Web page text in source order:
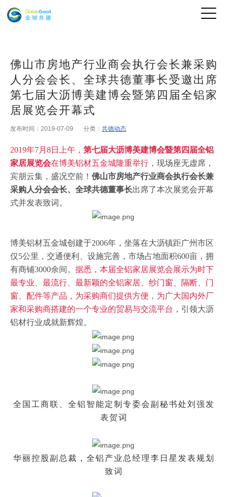
佛山市房地产行业商会执行会长兼采购
人分会会长、全球共德董事长受邀出席
第七届大沥博美建博会暨第四届全铝家
居展览会开幕式
发布时间：2019-07-09 分类： 共德动态
2019年7月 8日上午， 第七届大沥博美建博会暨第四届全铝
家居展览会在博美铝材五金城隆重举行， 现场座无虚席，
宾朋云集，盛况空前！ 佛山市房地产行业商会执行会长兼
采购人分会会长、全球共德董事长出席了本次展览会开幕
式并发表致词。
博美铝材五金城创建于2006年，坐落在大沥镇距广州市区
仅5公里，交通便利、设施完善，市场占地面积600亩，拥
有商铺3000余间。 据悉，本届全铝家居展览会展示为时下
最专业、最流行、最新颖的全铝家居、纱门窗、隔断、门
窗、配件等产品，为采购商们提供方便，为广大国内外厂
家和采购商搭建的一个专业的贸易与交流平台， 引领大沥
铝材行业成就新辉煌。
全国工商联、全铝智能定制专委会副秘书处刘强发
表贺词
华丽控股副总裁，全铝产业总经理李日星发表规划
致词